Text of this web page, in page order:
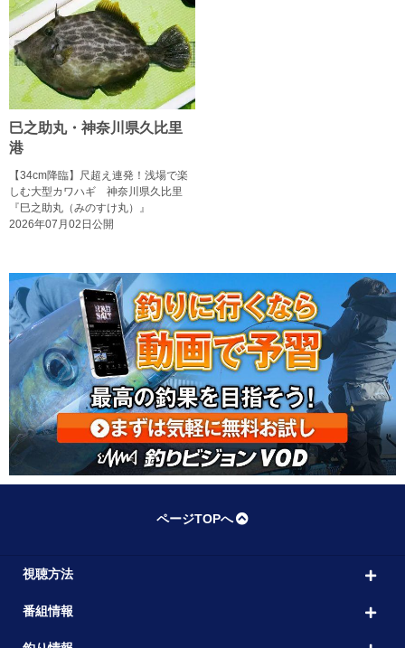
巳之助丸・神奈川県久比里
港
【34cm降臨】尺超え連発！浅場で楽
しむ大型カワハギ 神奈川県久比里
『巳之助丸（みのすけ丸）』
2026年07月02日公開
ページTOPへ
視聴方法
番組情報